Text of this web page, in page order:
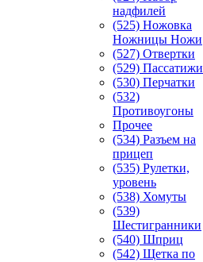
надфилей
(525) Ножовка
Ножницы Ножи
(527) Отвертки
(529) Пассатижи
(530) Перчатки
(532)
Противоугоны
Прочее
(534) Разъем на
прицеп
(535) Рулетки,
уровень
(538) Хомуты
(539)
Шестигранники
(540) Шприц
(542) Щетка по